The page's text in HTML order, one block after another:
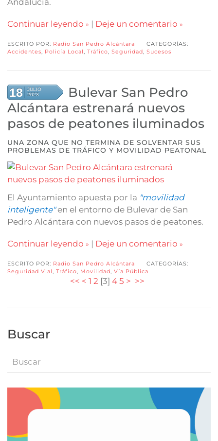
Continuar leyendo | Deje un comentario
ESCRITO POR: Radio San Pedro Alcántara
CATEGORÍAS:
Accidentes
Policía Local Tráfico Seguridad Sucesos
18
JULIO
2023
Bulevar San Pedro
Alcántara estrenará nuevos
pasos de peatones iluminados
UNA ZONA QUE NO TERMINA DE SOLVENTAR SUS
PROBLEMAS DE TRÁFICO Y MOVILIDAD PEATONAL
El Ayuntamiento apuesta por la "movilidad
inteligente"en el entorno de Bulevar de San
Pedro Alcántara con nuevos pasos de peatones.
Continuar leyendo | Deje un comentario
ESCRITO POR: Radio San Pedro Alcántara
CATEGORÍAS:
Seguridad Vial
Tráfico Movilidad Vía Pública
<< < 1 2 [3] 4 5 > >>
Buscar